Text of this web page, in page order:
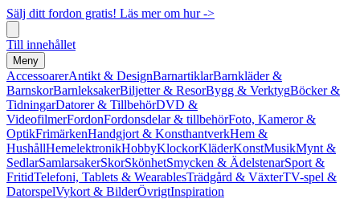
Sälj ditt fordon gratis! Läs mer om hur ->
Till innehållet
Meny
AccessoarerAntikt & DesignBarnartiklarBarnkläder &
BarnskorBarnleksakerBiljetter & ResorBygg & VerktygBöcker &
TidningarDatorer & TillbehörDVD &
VideofilmerFordonFordonsdelar & tillbehörFoto, Kameror &
OptikFrimärkenHandgjort & KonsthantverkHem &
HushållHemelektronikHobbyKlockorKläderKonstMusikMynt &
SedlarSamlarsakerSkorSkönhetSmycken & ÄdelstenarSport &
FritidTelefoni, Tablets & WearablesTrädgård & VäxterTV-spel &
DatorspelVykort & BilderÖvrigtInspiration